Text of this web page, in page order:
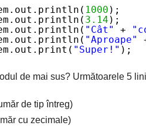
1000 );
3.14 );
"Cât" +
"Aproape"
"Super!" );
de mai sus? Următoarele 5
de tip întreg)
cu zecimale)